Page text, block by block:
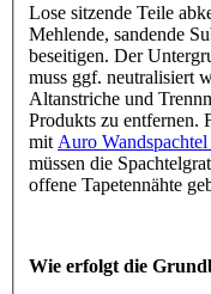
Lose sitzende Teile
Mehlende, sandende
beseitigen. Der
muss ggf. neutralisiert
Altanstriche und
Produkts zu entfernen.
mit Auro
müssen die
offene Tapetennähte
Wie erfolgt die